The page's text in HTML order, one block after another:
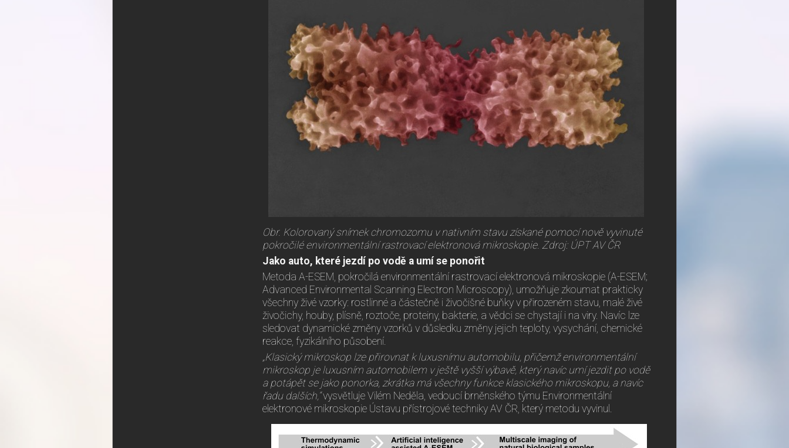
Obr. Kolorovaný snímek chromozomu v nativním stavu získané pomocí nově vyvinuté
pokročilé environmentální rastrovací elektronová mikroskopie. Zdroj: ÚPT AV ČR
Jako auto, které jezdí po vodě a umí se ponořit
Metoda A-ESEM, pokročilá environmentální rastrovací elektronová mikroskopie (A-ESEM;
Advanced Environmental Scanning Electron Microscopy), umožňuje zkoumat prakticky
všechny živé vzorky: rostlinné a částečně i živočišné buňky v přirozeném stavu, malé živé
živočichy, houby, plísně, roztoče, proteiny, bakterie, a vědci se chystají i na viry. Navíc lze
sledovat dynamické změny vzorků v důsledku změny jejich teploty, vysychání, chemické
reakce, fyzikálního působení.
„Klasický mikroskop lze přirovnat k luxusnímu automobilu, přičemž environmentální
mikroskop je luxusním automobilem v ještě vyšší výbavě, který navíc umí jezdit po vodě
a potápět se jako ponorka, zkrátka má všechny funkce klasického mikroskopu, a navíc
řadu dalších,“vysvětluje Vilém Neděla, vedoucí brněnského týmu Environmentální
elektronové mikroskopie Ústavu přístrojové techniky AV ČR, který metodu vyvinul.